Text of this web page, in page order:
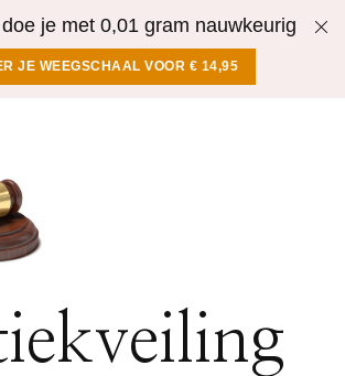
je met 0,01 gram nauwkeurig
JE WEEGSCHAAL VOOR € 14,95